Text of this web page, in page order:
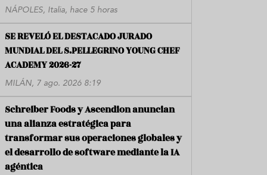
NÁPOLES, Italia, hace 5 horas
SE REVELÓ EL DESTACADO JURADO
MUNDIAL DEL S.PELLEGRINO YOUNG CHEF
ACADEMY 2026-27
MILÁN, 7 ago. 2026 8:19
Schreiber Foods y Ascendion anuncian
una alianza estratégica para
transformar sus operaciones globales y
el desarrollo de software mediante la IA
agéntica